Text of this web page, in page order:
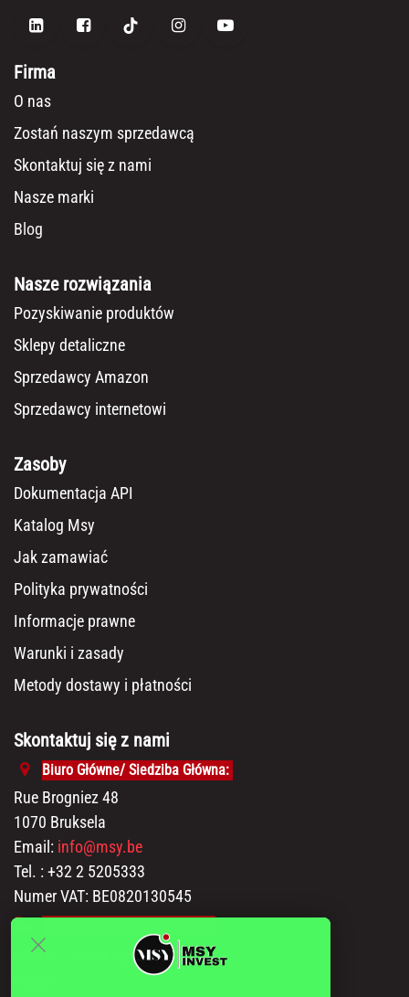
Firma
O nas
Zostań naszym sprzedawcą
Skontaktuj się z nami
Nasze marki
Blog
Nasze rozwiązania
Pozyskiwanie produktów
Sklepy detaliczne
Sprzedawcy Amazon
Sprzedawcy internetowi
Zasoby
Dokumentacja API
Katalog Msy
Jak zamawiać
Polityka prywatności
Informacje prawne
Warunki i zasady
Metody dostawy i płatności
Skontaktuj się z nami
Biuro Główne/ Siedziba Główna:
Rue Brogniez 48
1070 Bruksela
Email: info@msy.be
Tel. : +32 2 5205333
Numer VAT: BE0820130545
Polder 3, 2840 Terhagen(Rumst)